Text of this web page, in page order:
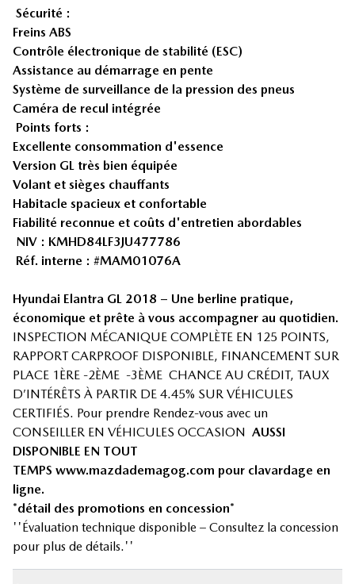
Sécurité :
Freins ABS
Contrôle électronique de stabilité (ESC)
Assistance au démarrage en pente
Système de surveillance de la pression des pneus
Caméra de recul intégrée
Points forts :
Excellente consommation d'essence
Version GL très bien équipée
Volant et sièges chauffants
Habitacle spacieux et confortable
Fiabilité reconnue et coûts d'entretien abordables
NIV : KMHD84LF3JU477786
Réf. interne : #MAM01076A
Hyundai Elantra GL 2018 – Une berline pratique,
économique et prête à vous accompagner au quotidien.
INSPECTION MÉCANIQUE COMPLÈTE EN 125 POINTS,
RAPPORT CARPROOF DISPONIBLE, FINANCEMENT SUR
PLACE 1ÈRE -2ÈME -3ÈME CHANCE AU CRÉDIT, TAUX
D’INTÉRÊTS À PARTIR DE 4.45% SUR VÉHICULES
CERTIFIÉS. Pour prendre Rendez-vous avec un
CONSEILLER EN VÉHICULES OCCASION AUSSI
DISPONIBLE EN TOUT
TEMPS www.mazdademagog.com pour clavardage en
ligne.
*détail des promotions en concession*
''Évaluation technique disponible – Consultez la concession
pour plus de détails.''